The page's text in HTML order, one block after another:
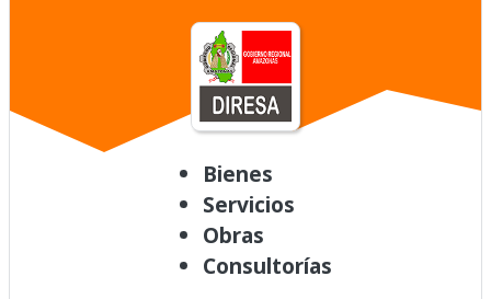
Bienes
Servicios
Obras
Consultorías